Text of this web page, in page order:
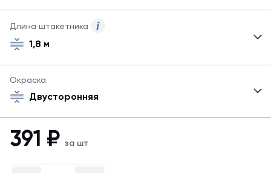
данного
товара
возможные
Для
другого
Длина штакетника
1,8 м
Окраска
Двусторонняя
391 ₽ за шт